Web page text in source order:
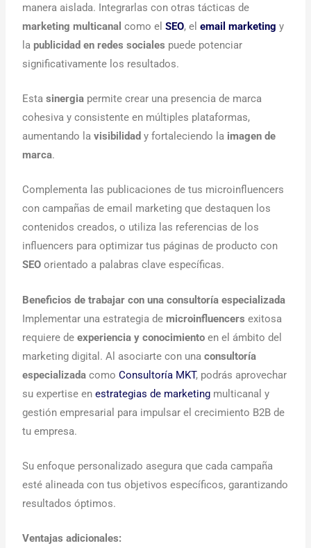
manera aislada. Integrarlas con otras tácticas de
marketing multicanal como elSEO, elemail marketing y
lapublicidad en redes sociales puede potenciar
significativamente los resultados.
Estasinergia permite crear una presencia de marca
cohesiva y consistente en múltiples plataformas,
aumentando lavisibilidad y fortaleciendo la imagen de
marca.
Complementa las publicaciones de tus microinfluencers
con campañas de email marketing que destaquen los
contenidos creados, o utiliza las referencias de los
influencers para optimizar tus páginas de producto con
SEO orientado a palabras clave específicas.
Beneficios de trabajar con una consultoría especializada
Implementar una estrategia demicroinfluencers exitosa
requiere deexperiencia y conocimiento en el ámbito del
marketing digital. Al asociarte con unaconsultoría
especializada como Consultoría MKT, podrás aprovechar
su expertise enestrategias de marketing multicanal y
gestión empresarial para impulsar el crecimiento B2B de
tu empresa.
Su enfoque personalizado asegura que cada campaña
esté alineada con tus objetivos específicos, garantizando
resultados óptimos.
Ventajas adicionales: